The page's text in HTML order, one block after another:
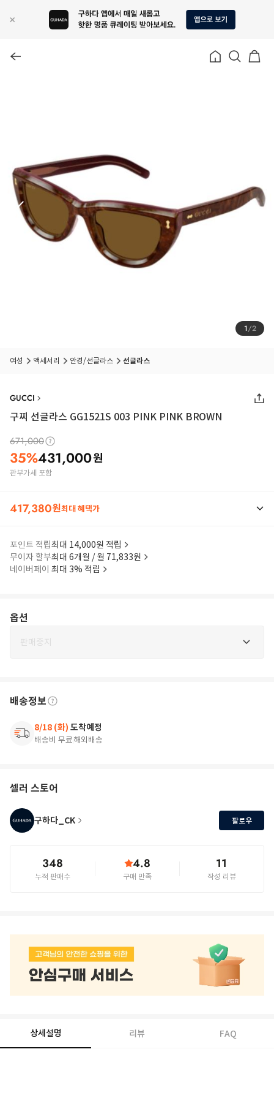
1/2
여성 액세서리 안경/선글라스 선글라스
GUCCI
구찌 선글라스 GG1521S 003 PINK PINK BROWN
671,000
35%431,000원
관부가세 포함
417,380원최대 혜택가
포인트 적립최대 14,000원 적립
무이자 할부최대 6개월 / 월 71,833원
네이버페이 최대 3% 적립
옵션
판매중지
배송정보
8/18 (화) 도착예정
배송비 무료해외배송
셀러 스토어
구하다_CK 팔로우
348
누적 판매수
4.8
구매 만족
11
작성 리뷰
상세설명 리뷰 FAQ